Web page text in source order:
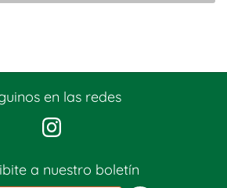
en las redes
a nuestro boletín